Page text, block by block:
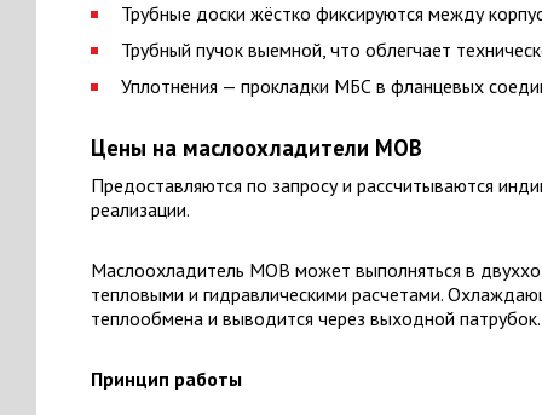
Трубные доски жёстко фиксируются между
Трубный пучок выемной, что облегчает
Уплотнения — прокладки МБС в фланцевых
Цены на маслоохладители МОВ
Предоставляются по запросу и рассчитываются
реализации.
Маслоохладитель МОВ может выполняться в
тепловыми и гидравлическими расчетами.
теплообмена и выводится через выходной патрубок.
Принцип работы